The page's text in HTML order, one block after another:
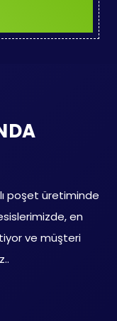
poşet üretiminde
en
ve müşteri